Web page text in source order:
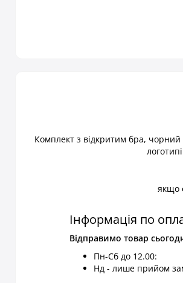
Комплект з відкритим бра, чорний
якщо
Інформація по
Відправимо товар
Пн-Сб до 12.00:
Нд - лише прийом